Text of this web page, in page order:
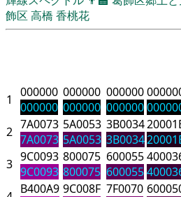
飾区 高橋 香桃花
1
000000
000000
000000
000000
000000
000000
2 7A0073
7A0073
5A0053
5A0053
3B0034
3B0034
3 9C0093
9C0093
800075
800075
600055
600055
B400A9 9C008F 7F0070